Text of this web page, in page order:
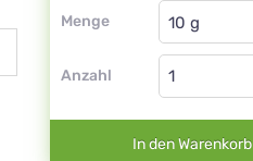
Menge
Globuli
Anzahl
In den Warenkorb